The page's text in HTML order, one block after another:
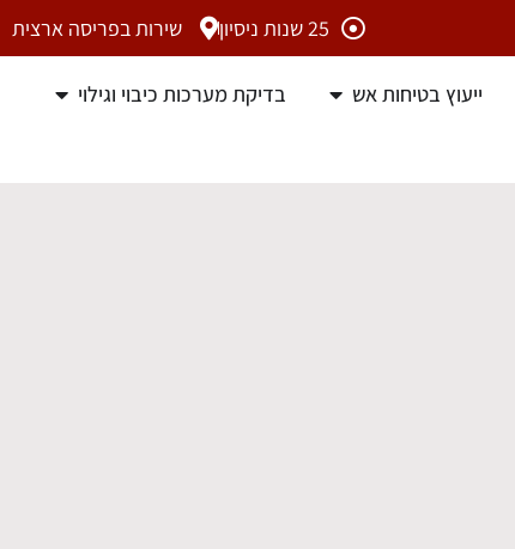
25 שנות ניסיון שירות בפריסה ארצית
ייעוץ בטיחות אש
בדיקת מערכות כיבוי וגילוי